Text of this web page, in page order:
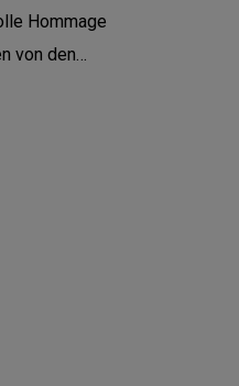
Hommage
von den
im